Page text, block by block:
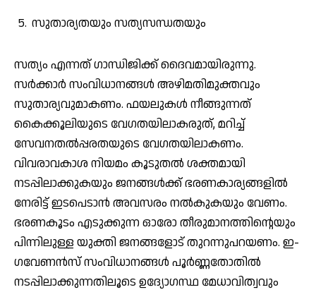
സുതാര്യതയും സത്യസന്ധതയും
സത്യം എന്നത് ഗാന്ധിജിക്ക് ദൈവമായിരുന്നു.
സർക്കാർ സംവിധാനങ്ങൾ അഴിമതിമുക്തവും
സുതാര്യവുമാകണം. ഫയലുകൾ നീങ്ങുന്നത്
കൈക്കൂലിയുടെ വേഗതയിലാകരുത്, മറിച്ച്
സേവനതൽപ്പരതയുടെ വേഗതയിലാകണം.
വിവരാവകാശ നിയമം കൂടുതൽ ശക്തമായി
നടപ്പിലാക്കുകയും ജനങ്ങൾക്ക് ഭരണകാര്യങ്ങളിൽ
നേരിട്ട് ഇടപെടാൻ അവസരം നൽകുകയും വേണം.
ഭരണകൂടം എടുക്കുന്ന ഓരോ തീരുമാനത്തിന്റെയും
പിന്നിലുള്ള യുക്തി ജനങ്ങളോട് തുറന്നുപറയണം. ഇ-
ഗവേണൻസ് സംവിധാനങ്ങൾ പൂർണ്ണതോതിൽ
നടപ്പിലാക്കുന്നതിലൂടെ ഉദ്യോഗസ്ഥ മേധാവിത്വവും